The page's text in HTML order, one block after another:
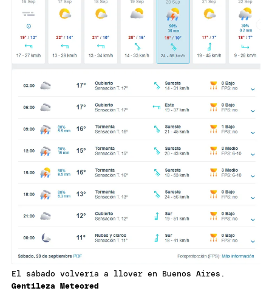
El sábado volvería a llover en Buenos Aires.
Gentileza Meteored